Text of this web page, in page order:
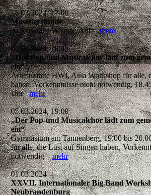
15.03.2024, 17:00
Musizierstunde
Arbeitsstätte Wismar, Aulamehr
07.03.2024, 18:45
"Der Pop-und Musicalchor lädt zum
ein“
Arbeitsstätte HWI, Aula Workshop für alle,
haben, Vorkenntnisse nicht notwendig,
Uhrmehr
05.03.2024, 19:00
„Der Pop-und Musicalchor lädt zum
ein“
Gymnasium am Tannenberg, 19.00 bis
für alle, die Lust auf Singen haben,
notwendigmehr
01.03.2024
XXVII. Internationaler Big Band
Neubrandenburg